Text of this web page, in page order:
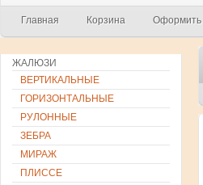
Главная Корзина Оформить
ЖАЛЮЗИ
ВЕРТИКАЛЬНЫЕ
ГОРИЗОНТАЛЬНЫЕ
РУЛОННЫЕ
ЗЕБРА
МИРАЖ
ПЛИССЕ